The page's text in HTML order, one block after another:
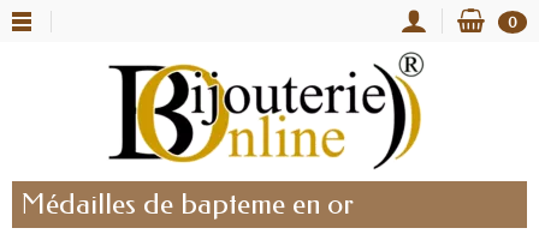
0
Médailles de bapteme en or